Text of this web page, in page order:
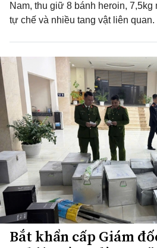
Nam, thu giữ 8 bánh heroin, 7,5kg
tự chế và nhiều tang vật liên quan.
Bắt khẩn cấp Giám